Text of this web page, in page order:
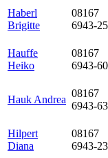
Haberl
Brigitte
08167
6943-25
Hauffe
Heiko
08167
6943-60
Hauk Andrea
08167
6943-63
Hilpert
Diana
08167
6943-23